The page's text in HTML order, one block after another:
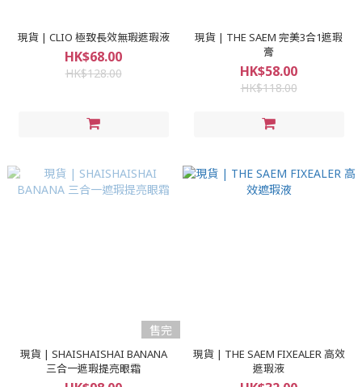
現貨 | CLIO 極致長效無瑕遮瑕液
HK$68.00
HK$128.00
現貨 | THE SAEM 完美3合1遮瑕
膏
HK$58.00
HK$118.00
售完
現貨 | SHAISHAISHAI BANANA
三合一遮瑕提亮眼霜
現貨 | THE SAEM FIXEALER 高效
遮瑕液